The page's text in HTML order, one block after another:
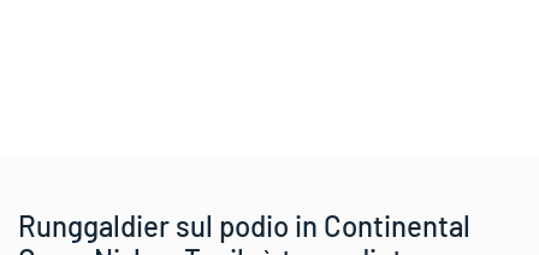
Runggaldier sul podio in Continental